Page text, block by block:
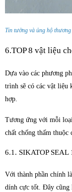
Tin tưởng và ủng hộ
6.TOP 8 vật liệu
Dựa vào các phương
trình sẽ có các vật liệu
hợp.
Tương ứng với mỗi
chất chống thấm thuộc
6.1. SIKATOP SEAL
Với thành phần chính
dính cực tốt. Đây cũng